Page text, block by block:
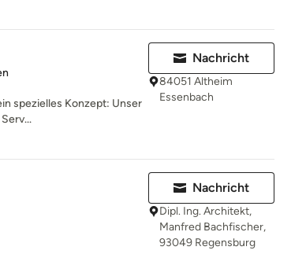
5 Sternen
spezielles Konzept: Unser
Nachricht
84051 Altheim
Essenbach
5 Sternen
Nachricht
Dipl. Ing. Architekt,
Manfred Bachfischer,
93049 Regensburg